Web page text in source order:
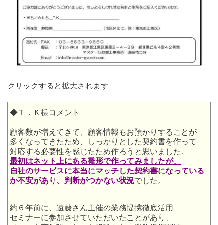
クリックすると拡大されます
◆Ｔ．Ｋ様コメント
顧客数が増えてきて、顧客情報もお預かりすることが
多くなってきたため、しっかりとした契約書を作って
対応する必要性を感じたため作ろうと思いました。
最初はネット上にある雛形で作ってみましたが、
自社のサービスに本当にマッチした契約書になっている
か不安があり、判断がつかない状況でした。
約６年前に、遠藤さん主催の業務提携徹底活用
セミナーに参加させていただいたことがあり、